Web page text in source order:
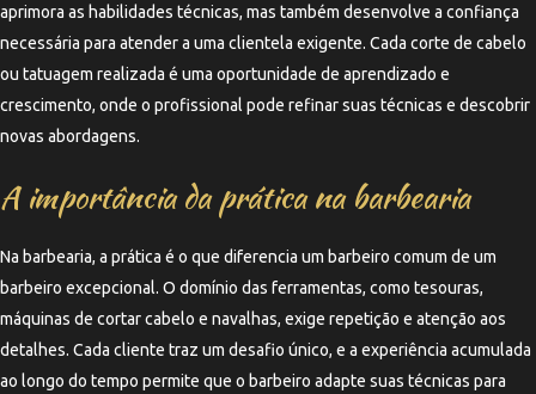
aprimora as habilidades técnicas, mas também desenvolve a confiança
necessária para atender a uma clientela exigente. Cada corte de cabelo
ou tatuagem realizada é uma oportunidade de aprendizado e
crescimento, onde o profissional pode refinar suas técnicas e descobrir
novas abordagens.
A importância da prática na barbearia
Na barbearia, a prática é o que diferencia um barbeiro comum de um
barbeiro excepcional. O domínio das ferramentas, como tesouras,
máquinas de cortar cabelo e navalhas, exige repetição e atenção aos
detalhes. Cada cliente traz um desafio único, e a experiência acumulada
ao longo do tempo permite que o barbeiro adapte suas técnicas para